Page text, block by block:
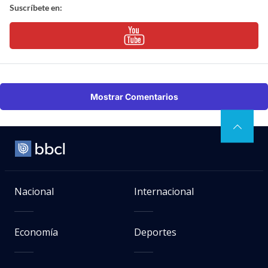
Suscríbete en:
Mostrar Comentarios
Nacional Internacional
Economía Deportes